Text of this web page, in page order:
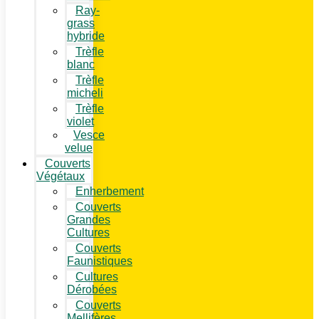
Ray-
grass
hybride
Trèfle
blanc
Trèfle
micheli
Trèfle
violet
Vesce
velue
Couverts
Végétaux
Enherbement
Couverts
Grandes
Cultures
Couverts
Faunistiques
Cultures
Dérobées
Couverts